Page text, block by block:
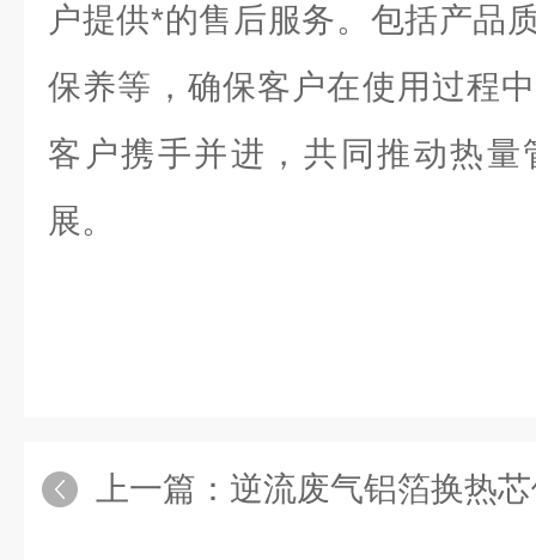
户提供*的售后服务。包括产品
保养等，确保客户在使用过程
客户携手并进，共同推动热
展。
上一篇： 逆流废气铝箔换热